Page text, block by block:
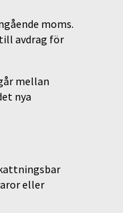
moms.
avdrag för
mellan
nya
eller